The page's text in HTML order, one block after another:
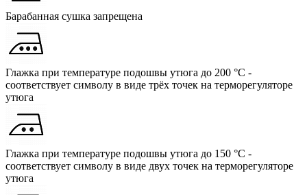
Барабанная сушка запрещена
Глажка при температуре подошвы утюга до 200 °C -
соответствует символу в виде трёх точек на терморегуляторе
утюга
Глажка при температуре подошвы утюга до 150 °C -
соответствует символу в виде двух точек на терморегуляторе
утюга